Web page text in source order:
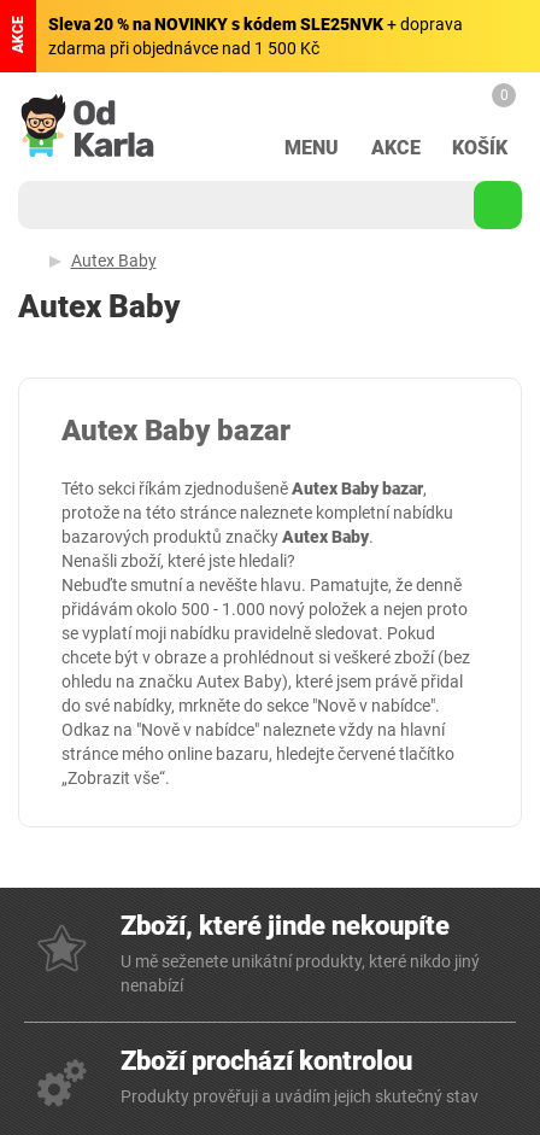
AKCE Sleva 20 % na NOVINKY s kódem SLE25NVK+ doprava
zdarma při objednávce nad 1 500 Kč
MENU AKCE
0
KOŠÍK
Autex Baby
Autex Baby
Autex Baby bazar
Této sekci říkám zjednodušeněAutex Baby bazar,
protože na této stránce naleznete kompletní nabídku
bazarových produktů značkyAutex Baby.
Nenašli zboží, které jste hledali?
Nebuďte smutní a nevěšte hlavu. Pamatujte, že denně
přidávám okolo 500 - 1.000 nový položek a nejen proto
se vyplatí moji nabídku pravidelně sledovat. Pokud
chcete být v obraze a prohlédnout si veškeré zboží (bez
ohledu na značku Autex Baby), které jsem právě přidal
do své nabídky, mrkněte do sekce "Nově v nabídce".
Odkaz na "Nově v nabídce" naleznete vždy na hlavní
stránce mého online bazaru, hledejte červené tlačítko
„Zobrazit vše“.
Zboží, které jinde nekoupíte
U mě seženete unikátní produkty, které nikdo jiný
nenabízí
Zboží prochází kontrolou
Produkty prověřuji a uvádím jejich skutečný stav